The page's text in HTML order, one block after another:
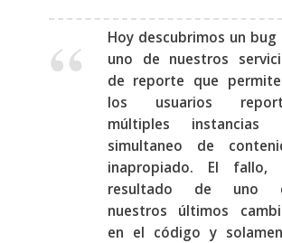
Hoy descubrimos un bug
uno de nuestros
de reporte que
los usuarios
múltiples instancias
simultaneo de
inapropiado. El fallo,
resultado de uno
nuestros últimos
en el código y